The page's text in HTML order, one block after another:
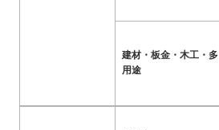
建材・板金・木工・多
用途